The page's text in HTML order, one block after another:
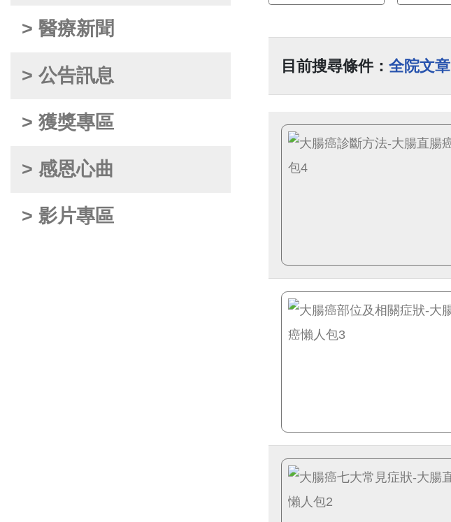
> 醫療新聞
> 公告訊息
> 獲獎專區
> 感恩心曲
> 影片專區
目前搜尋條件： 全院文章